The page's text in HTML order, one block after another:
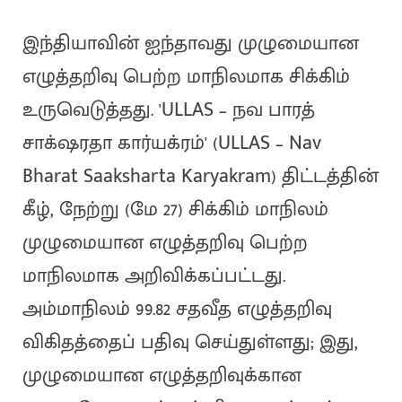
இந்தியாவின் ஐந்தாவது முழுமையான
எழுத்தறிவு பெற்ற மாநிலமாக சிக்கிம்
உருவெடுத்தது. 'ULLAS – நவ பாரத்
சாக்‌ஷரதா கார்யக்ரம்' (ULLAS – Nav
Bharat Saaksharta Karyakram) திட்டத்தின்
கீழ், நேற்று (மே 27) சிக்கிம் மாநிலம்
முழுமையான எழுத்தறிவு பெற்ற
மாநிலமாக அறிவிக்கப்பட்டது.
அம்மாநிலம் 99.82 சதவீத எழுத்தறிவு
விகிதத்தைப் பதிவு செய்துள்ளது; இது,
முழுமையான எழுத்தறிவுக்கான